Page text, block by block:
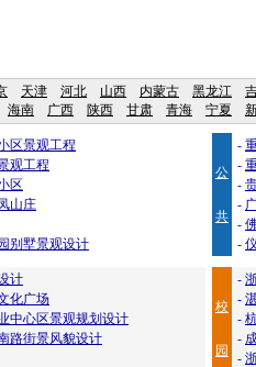
天津 河北 山西 内蒙古 黑龙江
海南 广西 陕西 甘肃 青海 宁夏
区景观工程
观工程
区
山庄
别墅景观设计
公
共
-
-
-
-
-
-
计
化广场
中心区景观规划设计
路街景风貌设计
校
园
-
-
-
-
-